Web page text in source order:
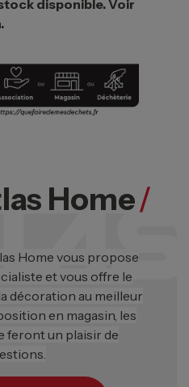
disponible. Voir
Home/
Home vous propose
et vous offre le
décoration au meilleur
en magasin, les
feront un plaisir de